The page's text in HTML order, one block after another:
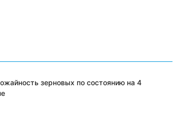
зерновых по состоянию на 4